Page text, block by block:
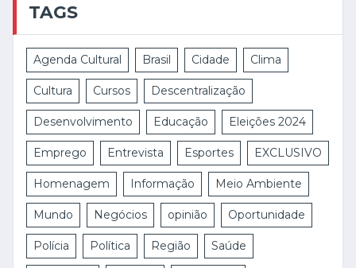
TAGS
Agenda Cultural Brasil Cidade Clima
Cultura Cursos Descentralização
Desenvolvimento Educação Eleições 2024
Emprego Entrevista Esportes EXCLUSIVO
Homenagem Informação Meio Ambiente
Mundo Negócios opinião Oportunidade
Polícia Política Região Saúde